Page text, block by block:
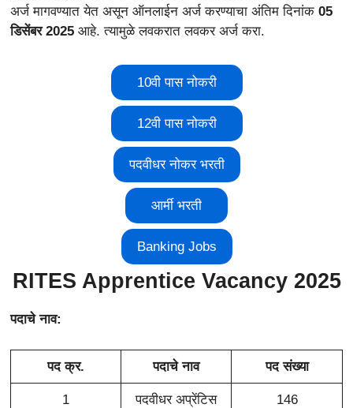
अर्ज मागवण्यात येत असून ऑनलाईन अर्ज करण्याचा अंतिम दिनांक 05
डिसेंबर 2025 आहे. त्यामुळे लवकरात लवकर अर्ज करा.
10वी पास नोकरी
12वी पास नोकरी
पदवीधर नोकर भरती
आर्मी भरती
Banking Jobs
RITES Apprentice Vacancy 2025
पदाचे नाव:
पद क्र. पदाचे नाव पद संख्या
1 पदवीधर अप्रेंटिस 146